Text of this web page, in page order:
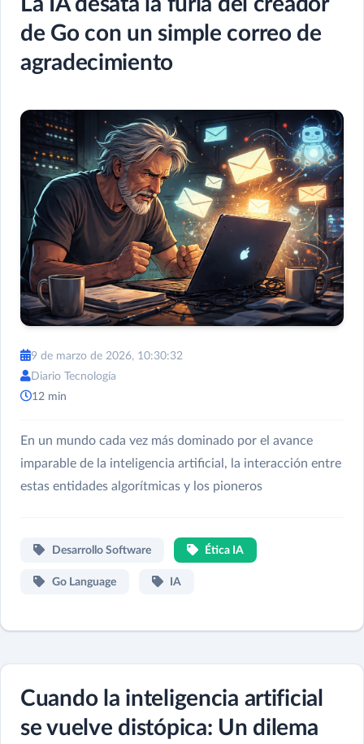
de Go con un simple correo de
agradecimiento
9 de marzo de 2026, 10:30:32
Diario Tecnología
12 min
En un mundo cada vez más dominado por el avance
imparable de la inteligencia artificial, la interacción entre
estas entidades algorítmicas y los pioneros
Desarrollo Software Ética IA
Go Language IA
Cuando la inteligencia artificial
se vuelve distópica: Un dilema